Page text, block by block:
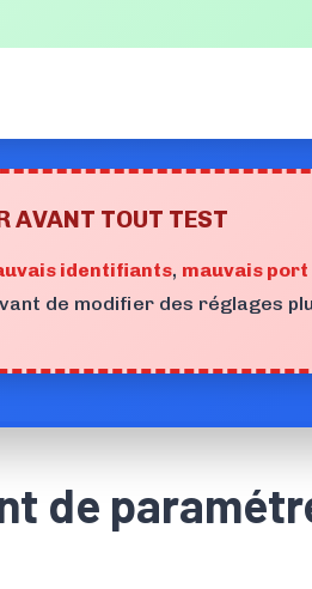
AVANT TOUT TEST
identifiants, mauvais port
de modifier des réglages
de